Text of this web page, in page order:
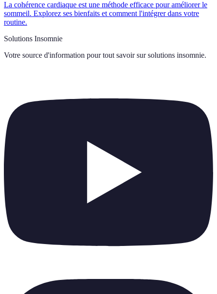
La cohérence cardiaque est une méthode efficace pour améliorer le
sommeil. Explorez ses bienfaits et comment l'intégrer dans votre
routine.
Solutions Insomnie
Votre source d'information pour tout savoir sur solutions insomnie.